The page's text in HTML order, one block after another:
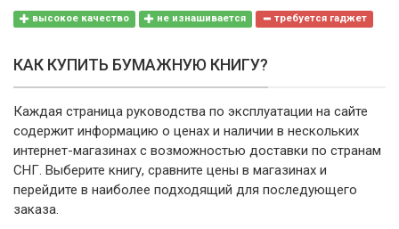
высокое качество не изнашивается требуется гаджет
КАК КУПИТЬ БУМАЖНУЮ КНИГУ?
Каждая страница руководства по эксплуатации на сайте
содержит информацию о ценах и наличии в нескольких
интернет-магазинах с возможностью доставки по странам
СНГ. Выберите книгу, сравните цены в магазинах и
перейдите в наиболее подходящий для последующего
заказа.